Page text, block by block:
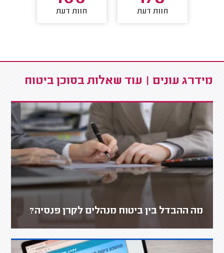
חוות דעת חוות דעת
מידרג עונים | עוד שאלות בסוכן ביטוח
מה ההבדל בין ביטוח מנהלים לקרן פנסיה?